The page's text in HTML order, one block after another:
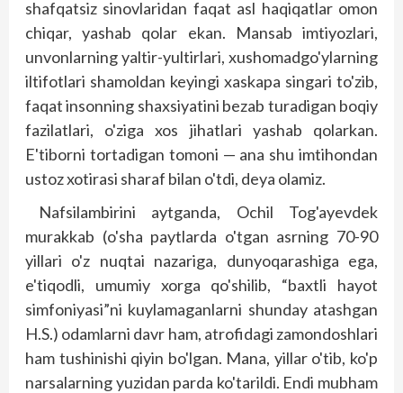
shafqatsiz sinovlaridan faqat asl haqiqatlar omon
chiqar, yashab qolar ekan. Mansab imtiyozlari,
unvonlarning yaltir-yultirlari, xushomadgo'ylarning
iltifotlari shamoldan keyingi xaskapa singari to'zib,
faqat insonning shaxsiyatini bezab turadigan boqiy
fazilatlari, o'ziga xos jihatlari yashab qolarkan.
E'tiborni tortadigan tomoni — ana shu imtihondan
ustoz xotirasi sharaf bilan o'tdi, deya olamiz.
Nafsilambirini aytganda, Ochil Tog'ayevdek
murakkab (o'sha paytlarda o'tgan asrning 70-90
yillari o'z nuqtai nazariga, dunyoqarashiga ega,
e'tiqodli, umumiy xorga qo'shilib, “baxtli hayot
simfoniyasi”ni kuylamaganlarni shunday atashgan
H.S.) odamlarni davr ham, atrofidagi zamondoshlari
ham tushinishi qiyin bo'lgan. Mana, yillar o'tib, ko'p
narsalarning yuzidan parda ko'tarildi. Endi mubham